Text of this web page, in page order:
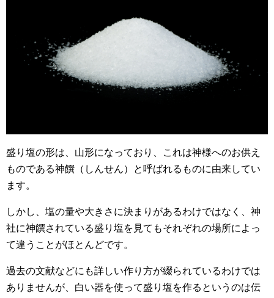
盛り塩の形は、山形になっており、これは神様へのお供え
ものである神饌（しんせん）と呼ばれるものに由来してい
ます。
しかし、塩の量や大きさに決まりがあるわけではなく、神
社に神饌されている盛り塩を見てもそれぞれの場所によっ
て違うことがほとんどです。
過去の文献などにも詳しい作り方が綴られているわけでは
ありませんが、白い器を使って盛り塩を作るというのは伝